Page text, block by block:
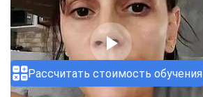
Рассчитать стоимость обучения
ChatApp